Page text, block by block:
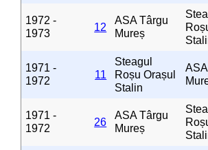
1972 -
1973
12
ASA Târgu
Mureș
1971 -
1972
11
Steagul
Roșu Orașul
Stalin
1971 -
1972
26
ASA Târgu
Mureș